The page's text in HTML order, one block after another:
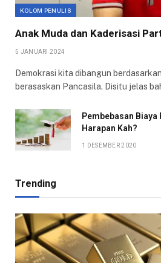
KOLOM PENULIS
Anak Muda dan Kaderisasi
5 JANUARI 2024
Demokrasi kita dibangun
berasaskan Pancasila. Disitu jelas
Pembebasan
Harapan Kah?
1 DESEMBER 2020
Trending